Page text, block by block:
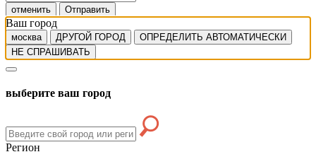
отменить Отправить
Ваш город
москва ДРУГОЙ ГОРОД
ОПРЕДЕЛИТЬ АВТОМАТИЧЕСКИ
НЕ СПРАШИВАТЬ
выберите ваш город
Регион